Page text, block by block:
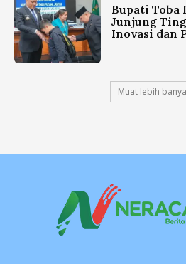
Bupati Toba
Junjung
Inovasi dan
Muat lebih